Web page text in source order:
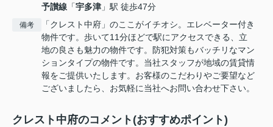
予讃線 「宇多津 」駅 徒歩47分
備考
「クレスト中府」のここがイチオシ。エレベーター付き
物件です。歩いて11分ほどで駅にアクセスできる、立
地の良さも魅力の物件です。防犯対策もバッチリなマン
ションタイプの物件です。当社スタッフが地域の賃貸情
報をご提供いたします。お客様のこだわりやご要望など
ございましたら、お気軽に当社へお問い合わせ下さい。
クレスト中府のコメント(おすすめポイント)